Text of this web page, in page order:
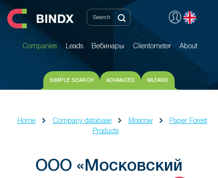
Companies Leads Вебинары Clientometer About
Companies Leads Вебинары Clientometer About
SIMPLE SEARCH ADVANCED WIZARD
Home Company database Moscow
Paper Forest
Products
ООО «Московский